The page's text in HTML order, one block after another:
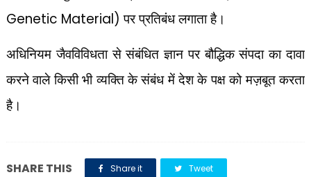
Genetic Material)पर प्रतिबंध लगाता है।
अधिनियम जैवविविधता से संबंधित ज्ञान पर बौद्धिक संपदा का दावा
करने वाले किसी भी व्यक्ति के संबंध में देश के पक्ष को मज़बूत करता
है।
SHARE THIS Share it Tweet